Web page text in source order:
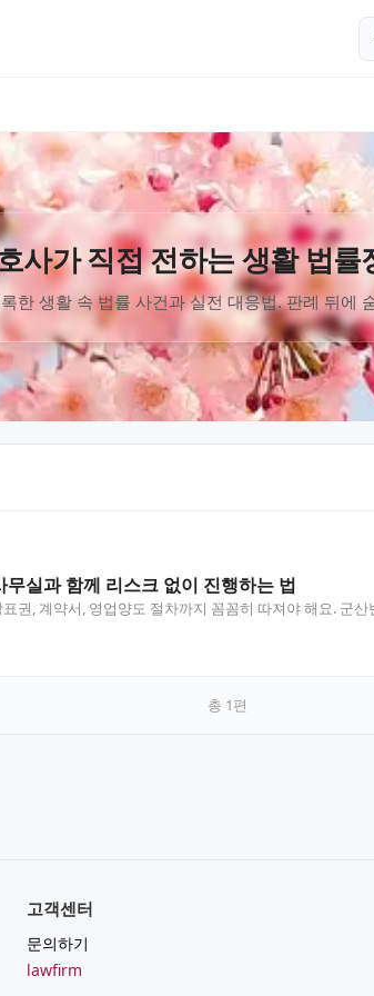
사가 직접 전하는 생활 법
한 생활 속 법률 사건과 실전 대응법. 판례 뒤에
실과 함께 리스크 없이 진행하는 법
권, 계약서, 영업양도 절차까지 꼼꼼히 따져야 해요. 군
총 1편
고객센터
문의하기
lawfirm